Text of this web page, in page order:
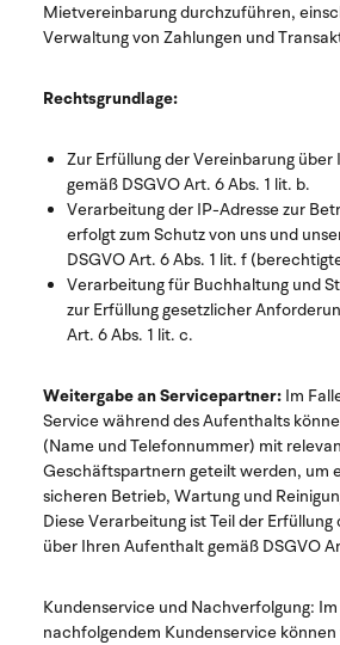
Mietvereinbarung durchzuführen,
Verwaltung von Zahlungen und
Rechtsgrundlage:
Zur Erfüllung der Vereinbarung
gemäß DSGVO Art. 6 Abs. 1 lit. b.
Verarbeitung der IP-Adresse zur
erfolgt zum Schutz von uns und
DSGVO Art. 6 Abs. 1 lit. f
Verarbeitung für Buchhaltung und
zur Erfüllung gesetzlicher
Art. 6 Abs. 1 lit. c.
Weitergabe an Servicepartner: Im
Service während des Aufenthalts
(Name und Telefonnummer) mit
Geschäftspartnern geteilt werden, um
sicheren Betrieb, Wartung und
Diese Verarbeitung ist Teil der
über Ihren Aufenthalt gemäß DSGVO
Kundenservice und Nachverfolgung:
nachfolgendem Kundenservice